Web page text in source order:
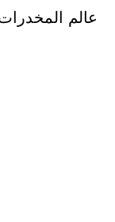
عالم